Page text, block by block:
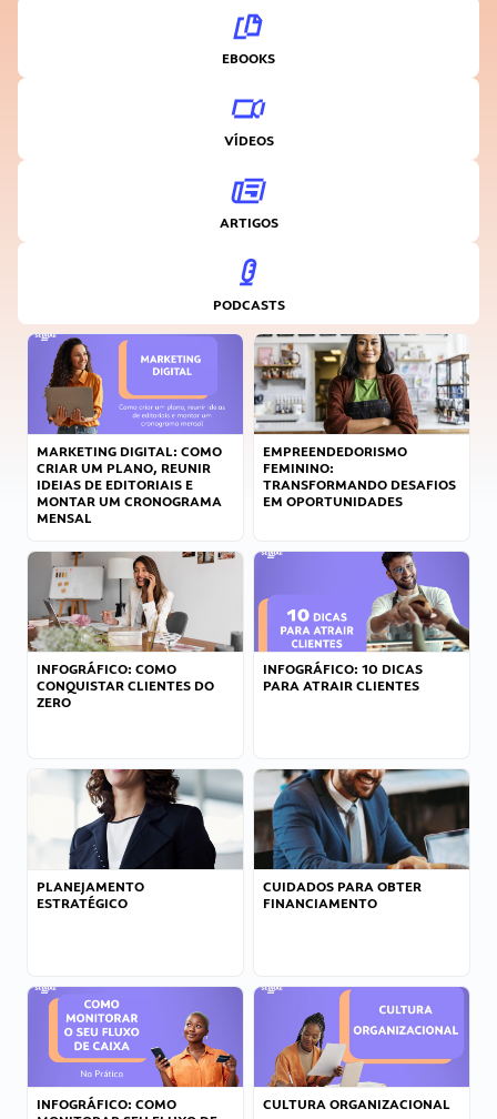
EBOOKS
VÍDEOS
ARTIGOS
PODCASTS
MARKETING DIGITAL: COMO
CRIAR UM PLANO, REUNIR
IDEIAS DE EDITORIAIS E
MONTAR UM CRONOGRAMA
MENSAL
EMPREENDEDORISMO
FEMININO:
TRANSFORMANDO DESAFIOS
EM OPORTUNIDADES
INFOGRÁFICO: COMO
CONQUISTAR CLIENTES DO
ZERO
INFOGRÁFICO: 10 DICAS
PARA ATRAIR CLIENTES
PLANEJAMENTO
ESTRATÉGICO
CUIDADOS PARA OBTER
FINANCIAMENTO
INFOGRÁFICO: COMO
CULTURA ORGANIZACIONAL